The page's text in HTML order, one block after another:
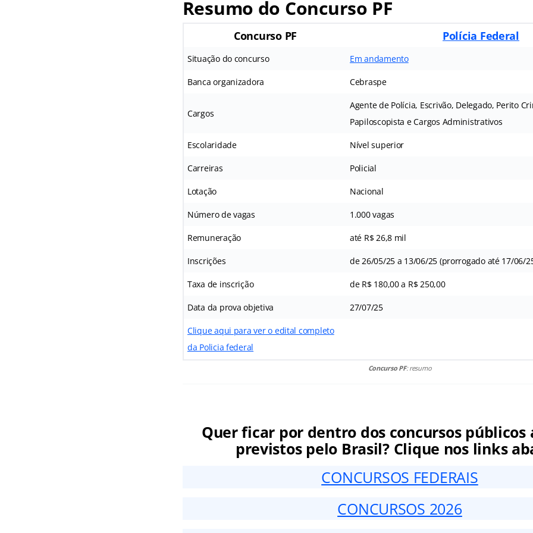
Resumo do Concurso PF
Concurso PF Polícia Federal
Situação do concurso Em andamento
Banca organizadora Cebraspe
Cargos
Agente de Polícia, Escrivão, Delegado, Perito
Papiloscopista e Cargos Administrativos
Escolaridade Nível superior
Carreiras Policial
Lotação Nacional
Número de vagas 1.000 vagas
Remuneração até R$ 26,8 mil
Inscrições de 26/05/25 a 13/06/25 (prorrogado até 17/06/
Taxa de inscrição de R$ 180,00 a R$ 250,00
Data da prova objetiva 27/07/25
Clique aqui para ver o edital completo
da Policia federal
Concurso PF: resumo
Quer ficar por dentro dos concursos públicos
previstos pelo Brasil? Clique nos links
CONCURSOS FEDERAIS
CONCURSOS 2026